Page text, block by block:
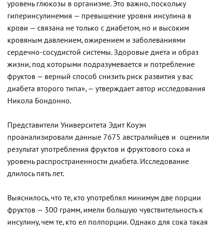
уровень глюкозы в организме. Это важно, поскольку
гиперинсулинемия — превышение уровня инсулина в
крови — связана не только с диабетом, но и высоким
кровяным давлением, ожирением и заболеваниями
сердечно-сосудистой системы. Здоровые диета и образ
жизни, под которыми подразумевается и потребление
фруктов — верный способ снизить риск развития у вас
диабета второго типа», — утверждает автор исследования
Никола Бондонно.
Представители Университета Эдит Коуэн
проанализировали данные 7675 австралийцев и оценили
результат употребления фруктов и фруктового сока и
уровень распространенности диабета. Исследование
длилось пять лет.
Выяснилось, что те, кто употреблял минимум две порции
фруктов — 300 грамм, имели большую чувствительность к
инсулину, чем те, кто ел полпорции. Однако для сока такая